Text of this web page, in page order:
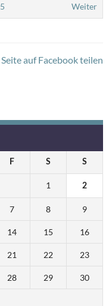
5 Weiter
Seite auf Facebook teilen
F S S
1 2
7 8 9
14 15 16
21 22 23
28 29 30